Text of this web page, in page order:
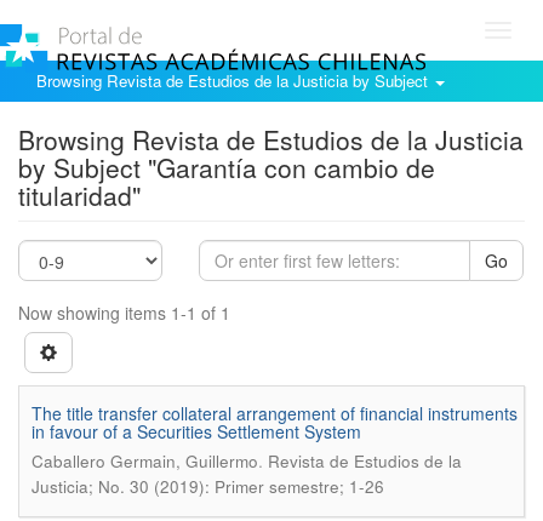
Browsing Revista de Estudios de la Justicia by Subject
Browsing Revista de Estudios de la Justicia
by Subject "Garantía con cambio de
titularidad"
Go
Now showing items 1-1 of 1
The title transfer collateral arrangement of financial instruments
in favour of a Securities Settlement System
Caballero Germain, Guillermo. Revista de Estudios de la
Justicia; No. 30 (2019): Primer semestre; 1-26